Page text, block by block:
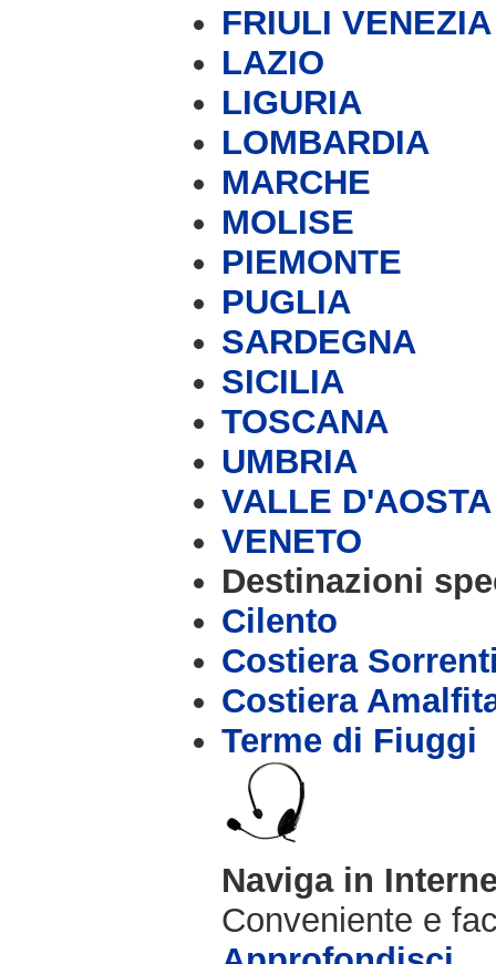
FRIULI
LAZIO
LIGURIA
LOMBARDIA
MARCHE
MOLISE
PIEMONTE
PUGLIA
SARDEGNA
SICILIA
TOSCANA
UMBRIA
VALLE D'AOSTA
VENETO
Destinazioni
Cilento
Costiera
Costiera
Terme di Fiuggi
Naviga in
Conveniente e